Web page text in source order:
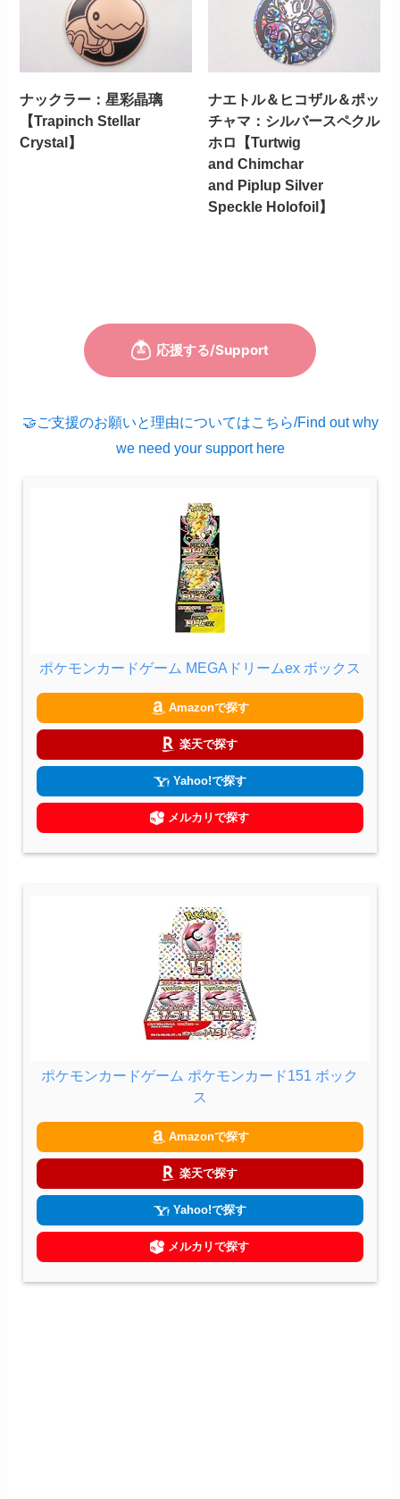
ナックラー：星彩晶璃
【Trapinch Stellar
Crystal】
ナエトル＆ヒコザル＆ポッ
チャマ：シルバースペクル
ホロ【Turtwig
and Chimchar
and Piplup Silver
Speckle Holofoil】
🤝ご支援のお願いと理由についてはこちら/Find out why
we need your support here
ポケモンカードゲーム MEGAドリームex ボックス
Amazonで探す
楽天で探す
Yahoo!で探す
メルカリで探す
ポケモンカードゲーム ポケモンカード151 ボック
ス
Amazonで探す
楽天で探す
Yahoo!で探す
メルカリで探す